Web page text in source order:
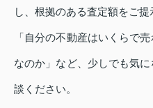
し、根拠のある査定額をご提
「自分の不動産はいくらで
なのか」など、少しでも気
談ください。